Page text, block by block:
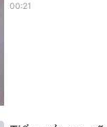
00:21